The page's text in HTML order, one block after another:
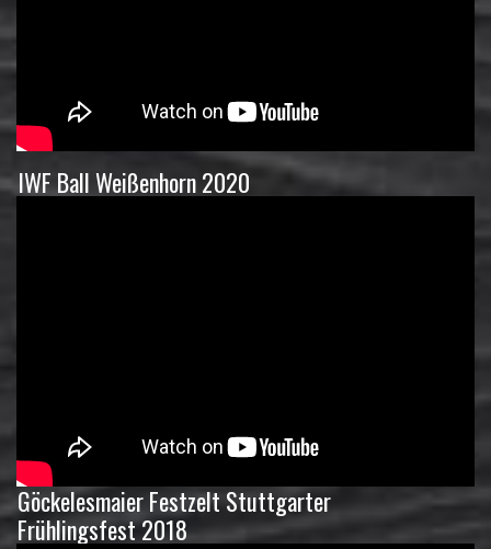
IWF Ball Weißenhorn 2020
Göckelesmaier Festzelt Stuttgarter
Frühlingsfest 2018